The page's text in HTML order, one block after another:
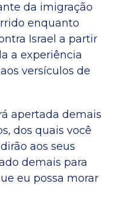
da imigração
enquanto
Israel a partir
a experiência
versículos de
apertada demais
dos quais você
aos seus
demais para
eu possa morar